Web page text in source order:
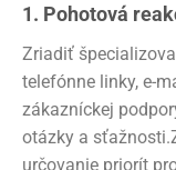
1. Pohotová
Zriadiť
telefónne linky, e-
zákazníckej
otázky a
určovanie priorít